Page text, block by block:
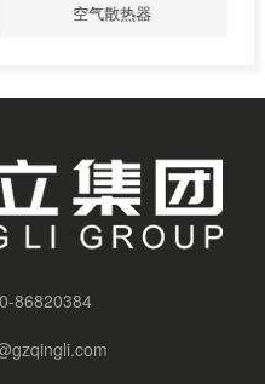
空气散热器
86820384